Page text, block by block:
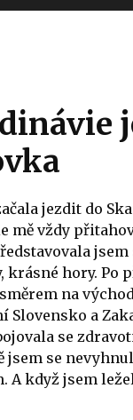
jezdit do
mě vždy
krásné hory. Po
na
Slovensko a
se
jsem se
A když jsem